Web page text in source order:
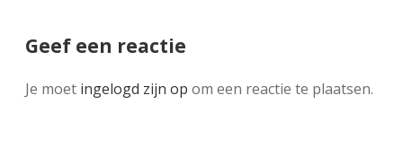
Geef een reactie
Je moet ingelogd zijn op om een reactie te plaatsen.